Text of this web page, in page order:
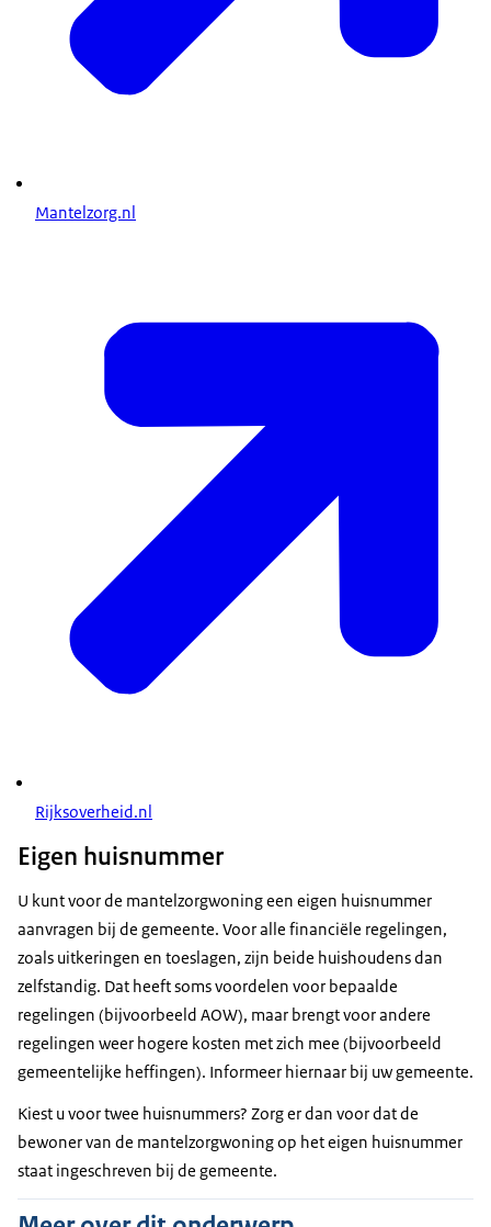
Mantelzorg.nl
Rijksoverheid.nl
Eigen huisnummer
U kunt voor de mantelzorgwoning een eigen huisnummer
aanvragen bij de gemeente. Voor alle financiële regelingen,
zoals uitkeringen en toeslagen, zijn beide huishoudens dan
zelfstandig. Dat heeft soms voordelen voor bepaalde
regelingen (bijvoorbeeld AOW), maar brengt voor andere
regelingen weer hogere kosten met zich mee (bijvoorbeeld
gemeentelijke heffingen). Informeer hiernaar bij uw gemeente.
Kiest u voor twee huisnummers? Zorg er dan voor dat de
bewoner van de mantelzorgwoning op het eigen huisnummer
staat ingeschreven bij de gemeente.